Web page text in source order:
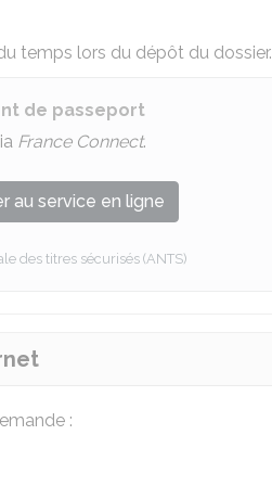
temps lors du dépôt du dossier.
de passeport
France Connect.
au service en ligne
des titres sécurisés (ANTS)
: